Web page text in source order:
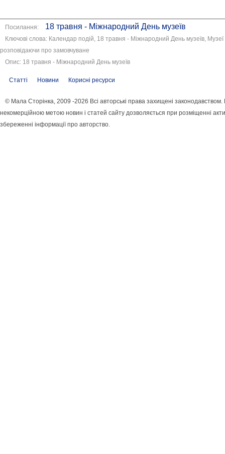
Посилання: 18 травня - Міжнародний День музеїв
Ключові слова: Календар подій, 18 травня - Міжнародний День музеїв, Музеї
розповідаючи про замовчуване
Опис: 18 травня - Міжнародний День музеїв
Статті Новини Корисні ресурси
© Мала Сторінка, 2009 -2026 Всі авторські права захищені
некомерційною метою новин і статей сайту дозволяється при розміщенні
збереженні інформації про авторство.